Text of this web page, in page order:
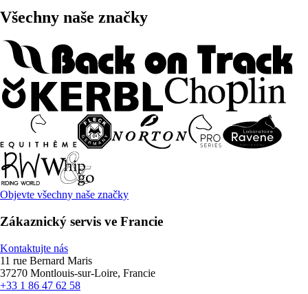
Všechny naše značky
Objevte všechny naše značky
Zákaznický servis ve Francie
Kontaktujte nás
11 rue Bernard Maris
37270 Montlouis-sur-Loire, Francie
+33 1 86 47 62 58